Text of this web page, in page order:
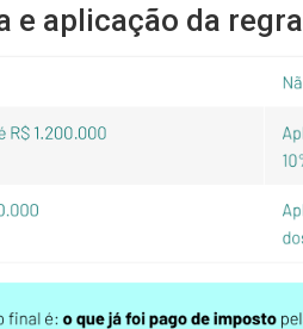
e aplicação da regra